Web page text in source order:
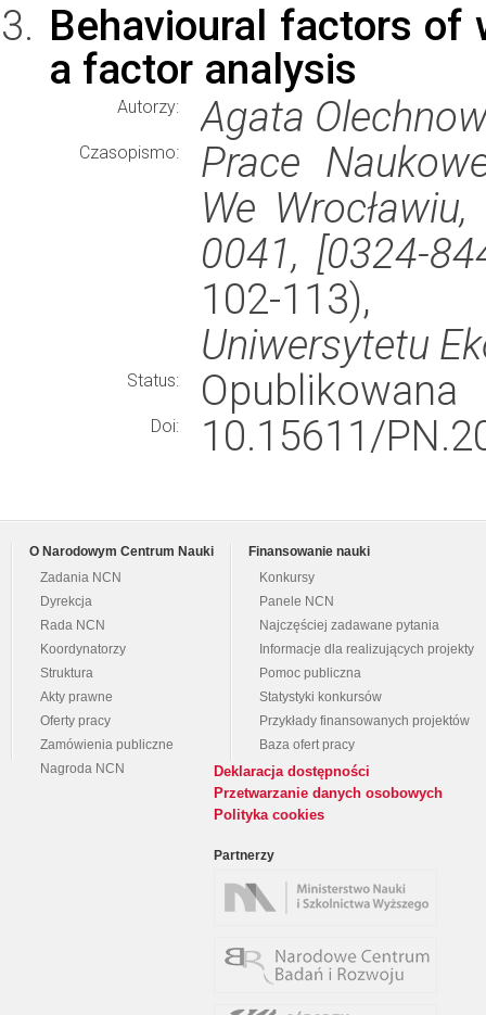
Behavioural factors of
a factor analysis
Autorzy: Agata
Czasopismo:
Prace
We
0041, [0324-
102-
Uniwersytetu
Status: Opublikowana
Doi: 10.15611/
O Narodowym Centrum Nauki
Zadania NCN
Dyrekcja
Rada NCN
Koordynatorzy
Struktura
Akty prawne
Oferty pracy
Zamówienia publiczne
Nagroda NCN
Finansowanie nauki
Konkursy
Panele NCN
Najczęściej zadawane pytania
Informacje dla realizujących projekty
Pomoc publiczna
Statystyki konkursów
Przykłady finansowanych projektów
Baza ofert pracy
Deklaracja dostępności
Przetwarzanie danych osobowych
Polityka cookies
Partnerzy